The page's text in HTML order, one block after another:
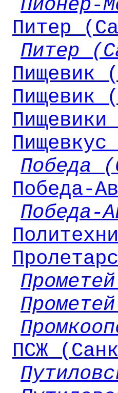
Пионер-
Питер
Питер
Пищевик
Пищевик
Победа
Победа-
Победа-
ПСЖ